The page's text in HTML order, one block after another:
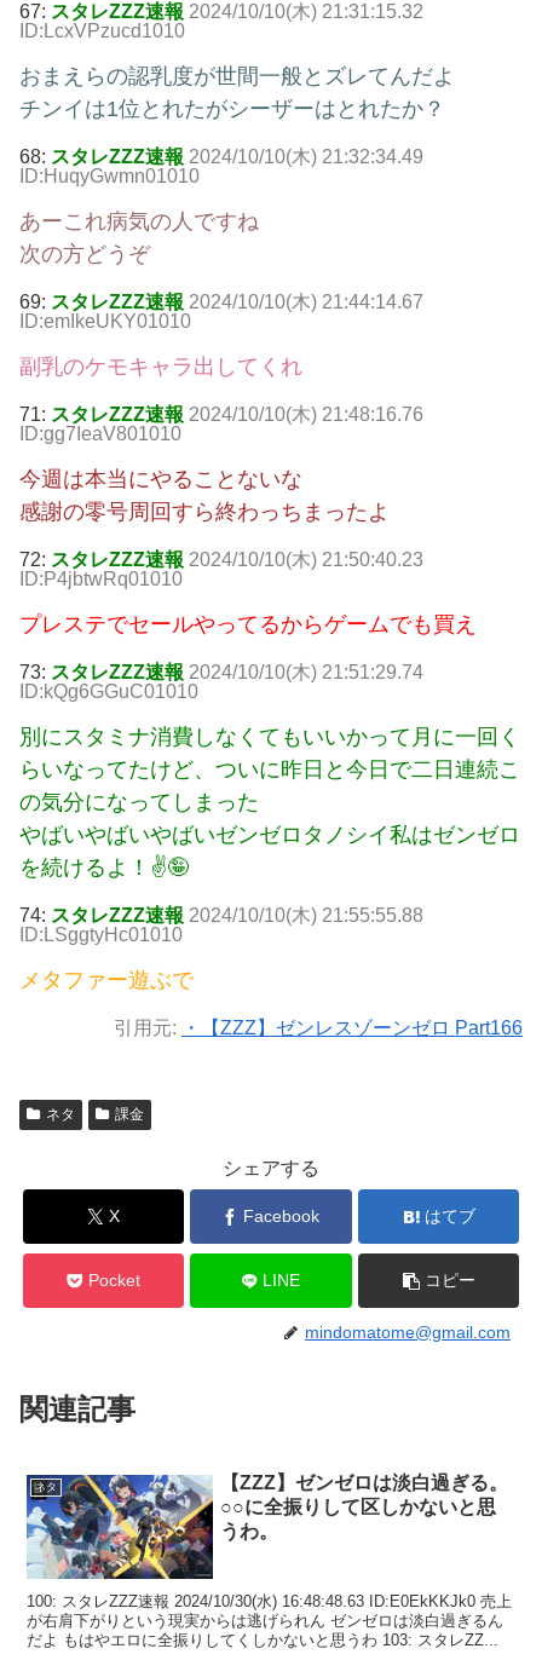
67: スタレZZZ速報 2024/10/10(木) 21:31:15.32
ID:LcxVPzucd1010
おまえらの認乳度が世間一般とズレてんだよ
チンイは1位とれたがシーザーはとれたか？
68: スタレZZZ速報 2024/10/10(木) 21:32:34.49
ID:HuqyGwmn01010
あーこれ病気の人ですね
次の方どうぞ
69: スタレZZZ速報 2024/10/10(木) 21:44:14.67
ID:emIkeUKY01010
副乳のケモキャラ出してくれ
71: スタレZZZ速報 2024/10/10(木) 21:48:16.76
ID:gg7IeaV801010
今週は本当にやることないな
感謝の零号周回すら終わっちまったよ
72: スタレZZZ速報 2024/10/10(木) 21:50:40.23
ID:P4jbtwRq01010
プレステでセールやってるからゲームでも買え
73: スタレZZZ速報 2024/10/10(木) 21:51:29.74
ID:kQg6GGuC01010
別にスタミナ消費しなくてもいいかって月に一回く
らいなってたけど、ついに昨日と今日で二日連続こ
の気分になってしまった
やばいやばいやばいゼンゼロタノシイ私はゼンゼロ
を続けるよ！✌🤪
74: スタレZZZ速報 2024/10/10(木) 21:55:55.88
ID:LSggtyHc01010
メタファー遊ぶで
引用元: ・【ZZZ】ゼンレスゾーンゼロ Part166
ネタ 課金
シェアする
X Facebook はてブ
Pocket LINE コピー
mindomatome@gmail.com
関連記事
ネタ
【ZZZ】ゼンゼロは淡白過ぎる。
○○に全振りして区しかないと思
うわ。
100: スタレZZZ速報 2024/10/30(水) 16:48:48.63 ID:E0EkKKJk0 売上
が右肩下がりという現実からは逃げられん ゼンゼロは淡白過ぎるん
だよ もはやエロに全振りしてくしかないと思うわ 103: スタレZZ...